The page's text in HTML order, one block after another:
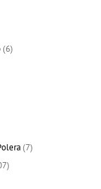
66
productos
77
productos
107
productos